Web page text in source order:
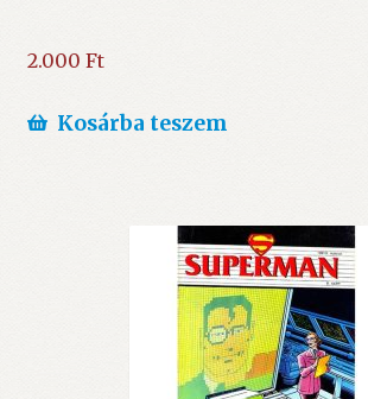
2.000 Ft
Kosárba teszem